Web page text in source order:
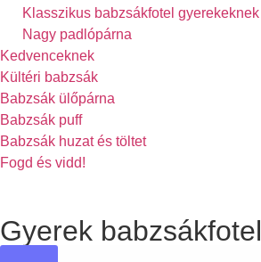
Klasszikus babzsákfotel gyerekeknek
Nagy padlópárna
Kedvenceknek
Kültéri babzsák
Babzsák ülőpárna
Babzsák puff
Babzsák huzat és töltet
Fogd és vidd!
Gyerek babzsákfotel